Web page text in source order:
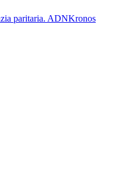
paritaria. ADNKronos